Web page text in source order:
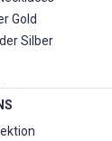
Gold
Silber